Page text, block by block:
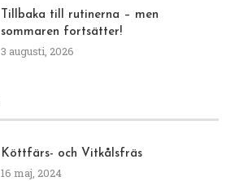
Tillbaka till rutinerna – men
sommaren fortsätter!
3 augusti, 2026
Köttfärs- och Vitkålsfräs
16 maj, 2024